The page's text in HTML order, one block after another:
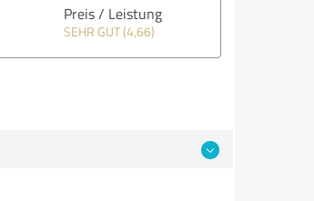
Preis / Leistung
SEHR GUT (4,66)